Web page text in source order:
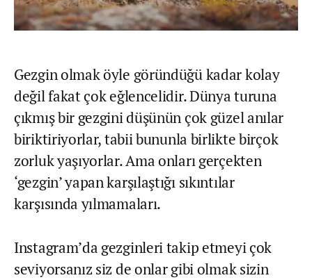
Gezgin olmak öyle göründüğü kadar kolay
değil fakat çok eğlencelidir. Dünya turuna
çıkmış bir gezgini düşünün çok güzel anılar
biriktiriyorlar, tabii bununla birlikte birçok
zorluk yaşıyorlar. Ama onları gerçekten
‘gezgin’ yapan karşılaştığı sıkıntılar
karşısında yılmamaları.
Instagram’da gezginleri takip etmeyi çok
seviyorsanız siz de onlar gibi olmak sizin